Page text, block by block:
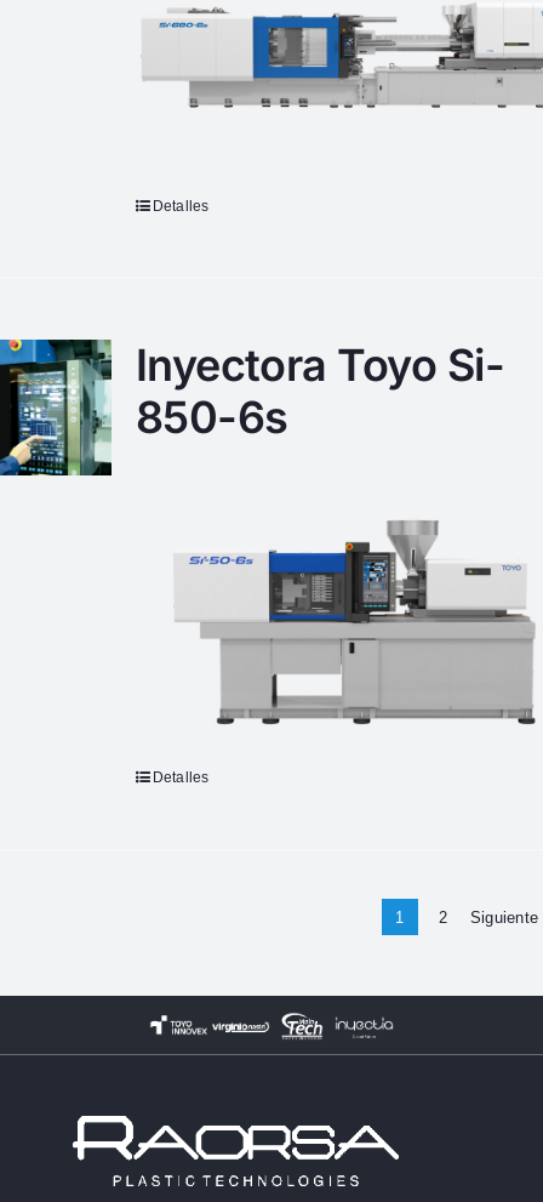
Detalles
Inyectora Toyo Si-
850-6s
Detalles
1 2 Siguiente